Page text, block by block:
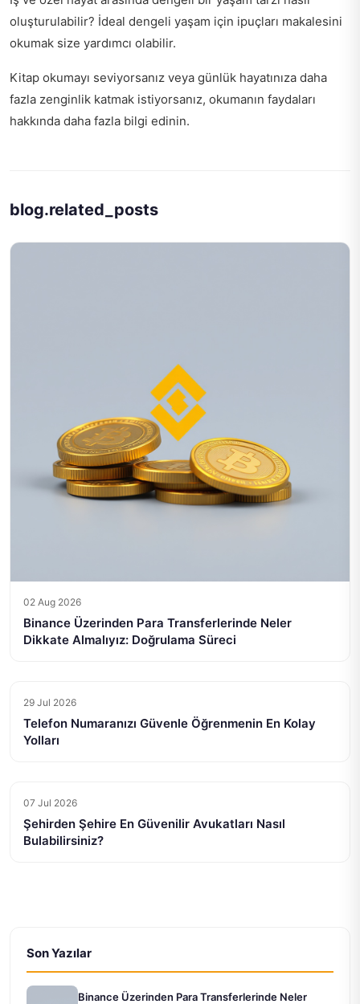
oluşturulabilir? İdeal dengeli yaşam için ipuçları makalesini
okumak size yardımcı olabilir.
Kitap okumayı seviyorsanız veya günlük hayatınıza daha
fazla zenginlik katmak istiyorsanız, okumanın faydaları
hakkında daha fazla bilgi edinin.
blog.related_posts
02 Aug 2026
Binance Üzerinden Para Transferlerinde Neler
Dikkate Almalıyız: Doğrulama Süreci
29 Jul 2026
Telefon Numaranızı Güvenle Öğrenmenin En Kolay
Yolları
07 Jul 2026
Şehirden Şehire En Güvenilir Avukatları Nasıl
Bulabilirsiniz?
Son Yazılar
Binance Üzerinden Para Transferlerinde Neler